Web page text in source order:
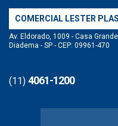
COMERCIAL LESTER
Av. Eldorado, 1009 - Casa Grande
Diadema - SP - CEP: 09961-470
(11) 4061-1200